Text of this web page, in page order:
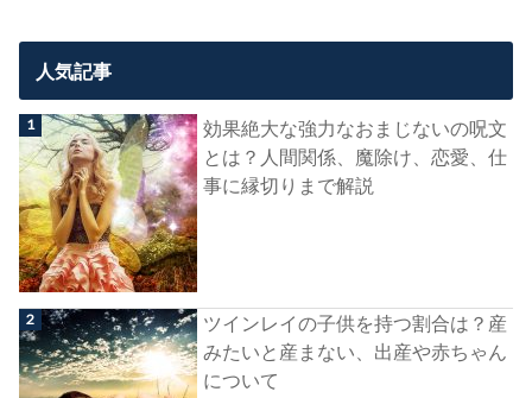
人気記事
効果絶大な強力なおまじないの呪文
とは？人間関係、魔除け、恋愛、仕
事に縁切りまで解説
ツインレイの子供を持つ割合は？産
みたいと産まない、出産や赤ちゃん
について